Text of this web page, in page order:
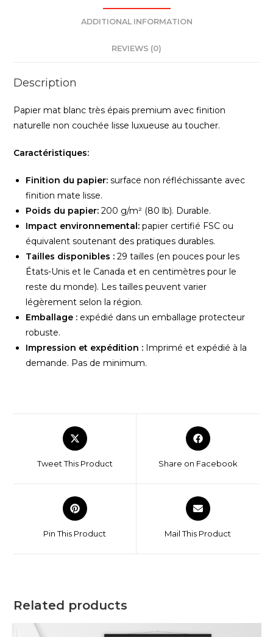
ADDITIONAL INFORMATION
REVIEWS (0)
Description
Papier mat blanc très épais premium avec finition
naturelle non couchée lisse luxueuse au toucher.
Caractéristiques:
Finition du papier: surface non réfléchissante avec
finition mate lisse.
Poids du papier: 200 g/m² (80 lb). Durable.
Impact environnemental: papier certifié FSC ou
équivalent soutenant des pratiques durables.
Tailles disponibles : 29 tailles (en pouces pour les
États-Unis et le Canada et en centimètres pour le
reste du monde). Les tailles peuvent varier
légèrement selon la région.
Emballage : expédié dans un emballage protecteur
robuste.
Impression et expédition : Imprimé et expédié à la
demande. Pas de minimum.
Tweet This Product Share on Facebook
Pin This Product Mail This Product
Related products